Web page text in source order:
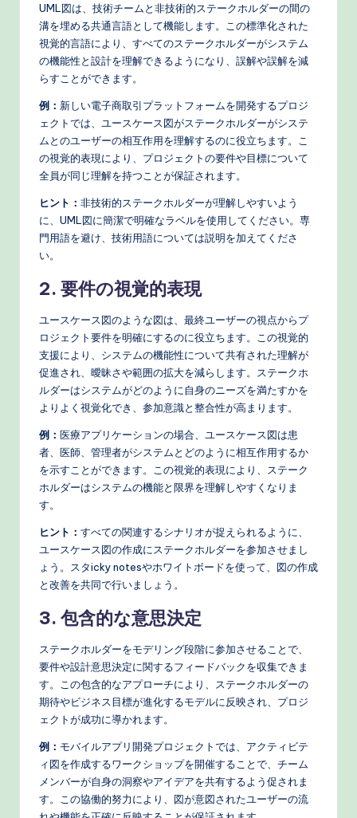
UML図は、技術チームと非技術的ステークホルダーの間の
溝を埋める共通言語として機能します。この標準化された
視覚的言語により、すべてのステークホルダーがシステム
の機能性と設計を理解できるようになり、誤解や誤解を減
らすことができます。
例： 新しい電子商取引プラットフォームを開発するプロジ
ェクトでは、ユースケース図がステークホルダーがシステ
ムとのユーザーの相互作用を理解するのに役立ちます。こ
の視覚的表現により、プロジェクトの要件や目標について
全員が同じ理解を持つことが保証されます。
ヒント： 非技術的ステークホルダーが理解しやすいよう
に、UML図に簡潔で明確なラベルを使用してください。専
門用語を避け、技術用語については説明を加えてくださ
い。
2. 要件の視覚的表現
ユースケース図のような図は、最終ユーザーの視点からプ
ロジェクト要件を明確にするのに役立ちます。この視覚的
支援により、システムの機能性について共有された理解が
促進され、曖昧さや範囲の拡大を減らします。ステークホ
ルダーはシステムがどのように自身のニーズを満たすかを
よりよく視覚化でき、参加意識と整合性が高まります。
例： 医療アプリケーションの場合、ユースケース図は患
者、医師、管理者がシステムとどのように相互作用するか
を示すことができます。この視覚的表現により、ステーク
ホルダーはシステムの機能と限界を理解しやすくなりま
す。
ヒント： すべての関連するシナリオが捉えられるように、
ユースケース図の作成にステークホルダーを参加させまし
ょう。スタicky notesやホワイトボードを使って、図の作成
と改善を共同で行いましょう。
3. 包含的な意思決定
ステークホルダーをモデリング段階に参加させることで、
要件や設計意思決定に関するフィードバックを収集できま
す。この包含的なアプローチにより、ステークホルダーの
期待やビジネス目標が進化するモデルに反映され、プロジ
ェクトが成功に導かれます。
例： モバイルアプリ開発プロジェクトでは、アクティビテ
ィ図を作成するワークショップを開催することで、チーム
メンバーが自身の洞察やアイデアを共有するよう促されま
す。この協働的努力により、図が意図されたユーザーの流